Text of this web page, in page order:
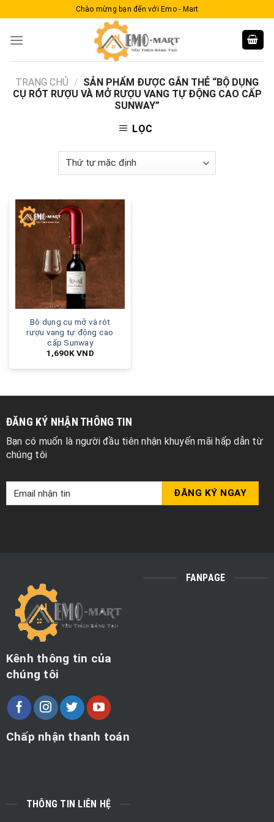
to
Chào mừng bạn đến với Emo - Mart
TRANG CHỦ / SẢN PHẨM ĐƯỢC GẮN THẺ “BỘ DỤNG
CỤ RÓT RƯỢU VÀ MỞ RƯỢU VANG TỰ ĐỘNG CAO CẤP
SUNWAY”
LỌC
Bộ dụng cụ mở và rót
rượu vang tự động cao
cấp Sunway
1,690KVND
ĐĂNG KÝ NHẬN THÔNG TIN
Bạn có muốn là người đầu tiên nhận khuyến mãi hấp dẫn từ
chúng tôi
Kênh thông tin của
chúng tôi
Chấp nhận thanh toán
FANPAGE
THÔNG TIN LIÊN HỆ